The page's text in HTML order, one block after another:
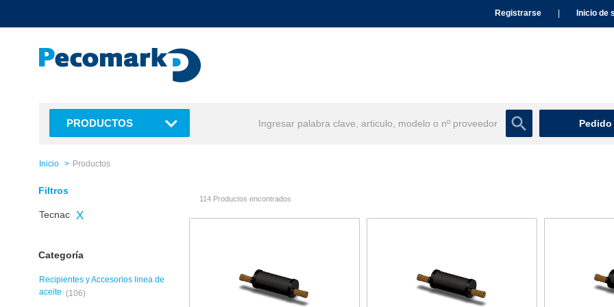
Registrarse Inicio de
PRODUCTOS
Inicio Productos
Filtros
Tecnac X
Categoría
Recipientes y Accesorios linea de
aceite (106)
114 Productos encontrados